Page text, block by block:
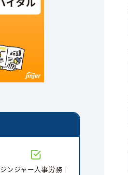
ジンジャー人事労務｜